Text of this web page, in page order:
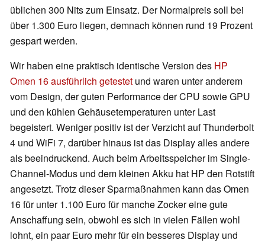
üblichen 300 Nits zum Einsatz. Der Normalpreis soll bei
über 1.300 Euro liegen, demnach können rund 19 Prozent
gespart werden.
Wir haben eine praktisch identische Version des HP
Omen 16 ausführlich getestet und waren unter anderem
vom Design, der guten Performance der CPU sowie GPU
und den kühlen Gehäusetemperaturen unter Last
begeistert. Weniger positiv ist der Verzicht auf Thunderbolt
4 und WiFi 7, darüber hinaus ist das Display alles andere
als beeindruckend. Auch beim Arbeitsspeicher im Single-
Channel-Modus und dem kleinen Akku hat HP den Rotstift
angesetzt. Trotz dieser Sparmaßnahmen kann das Omen
16 für unter 1.100 Euro für manche Zocker eine gute
Anschaffung sein, obwohl es sich in vielen Fällen wohl
lohnt, ein paar Euro mehr für ein besseres Display und